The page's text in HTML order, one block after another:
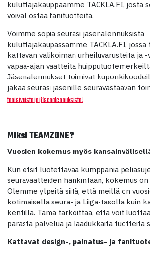
kuluttajakauppaamme TACKLA.FI, josta
voivat ostaa fanituotteita.
Voimme sopia seurasi jäsenalennuksista
kuluttajakaupassamme TACKLA.FI,
kattavan valikoiman urheiluvarusteita ja
vapaa-ajan vaatteita
Jäsenalennukset toimivat
jakaa seurasi jäsenille seuravastaavan
fanisivuista ja jäsenalennuksista!
Miksi TEAMZONE?
Vuosien kokemus myös
Kun etsit luotettavaa kumppania
seuravaatteiden hankintaan, kokemus on
Olemme ylpeitä siitä, että meillä on
kotimaisella seura- ja Liiga-tasolla kuin
kentillä. Tämä tarkoittaa, että voit luottaa
parasta palvelua ja laadukkaita tuotteita
Kattavat design-, painatus- ja